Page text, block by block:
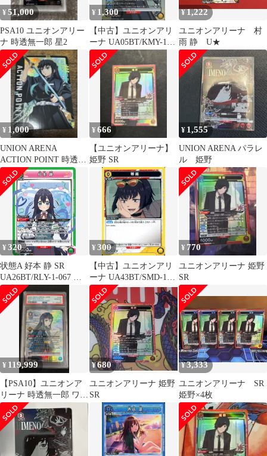
¥51,000
PSA10 ユニオンアリー
ナ 時透無一郎 星2
¥ 1,300
【中古】ユニオンアリ
ーナ UA05BT/KMY-1-
024[SR★]：(キラ)時透
無一郎
¥1,222
ユニオンアリーナ 村
雨 静 U★
¥ 1,000
UNION ARENA
ACTION POINT 時透無
一郎 パラレル
¥666
【ユニオンアリーナ】
姫野 SR
¥ 1,555
UNION ARENA パラレ
ル 姫野
¥320
状態A 好本 静 SR
UA26BT/RLY-1-067 ユ
ニオンアリーナ UNION
ARENA ユニアリ
¥300
【中古】ユニオンアリ
ーナ UA43BT/SMD-1-
001[C]：帯黒
¥ 770
ユニオンアリーナ 姫野
SR
¥ 119,999
【PSA10】ユニオンア
リーナ 時透無一郎 ワン
バトルカップ プロモ 鬼
滅の刃
¥680
ユニオンアリーナ 姫野
SR
¥3,333
ユニオンアリーナ SR
姫野×4枚